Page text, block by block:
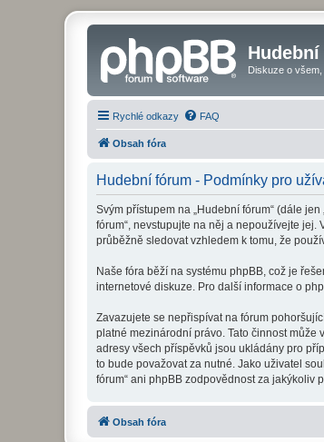
Diskuze o
Rychlé odkazy FAQ
Obsah fóra
Hudební fórum - Podmínky pro
Svým přístupem na „Hudební fórum“ (dále
fórum“, nevstupujte na něj a nepoužívejte
průběžně sledovat vzhledem k tomu, že
Naše fóra běží na systému phpBB, což je
internetové diskuze. Pro další informace o
Zavazujete se nepřispívat na fórum
platné mezinárodní právo. Tato činnost může
adresy všech příspěvků jsou ukládány pro
to bude považovat za nutné. Jako uživatel
fórum“ ani phpBB zodpovědnost za jakýkoliv
Obsah fóra